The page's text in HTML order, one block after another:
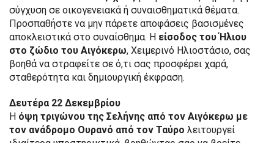
σύγχυση σε οικογενειακά ή συναισθηματικά θέματα.
Προσπαθήστε να μην πάρετε αποφάσεις βασισμένες
αποκλειστικά στο συναίσθημα. Η είσοδος του Ήλιου
στο ζώδιο του Αιγόκερω, Χειμερινό Ηλιοστάσιο, σας
βοηθά να στραφείτε σε ό,τι σας προσφέρει χαρά,
σταθερότητα και δημιουργική έκφραση.
Δευτέρα 22 Δεκεμβρίου
Η όψη τριγώνου της Σελήνης από τον Αιγόκερω με
τον ανάδρομο Ουρανό από τον Ταύρο λειτουργεί